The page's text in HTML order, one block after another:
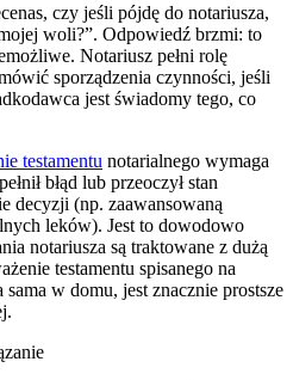
czy jeśli pójdę do notariusza,
woli?”. Odpowiedź brzmi: to
Notariusz pełni rolę
sporządzenia czynności, jeśli
jest świadomy tego, co
testamentu notarialnego wymaga
błąd lub przeoczył stan
decyzji (np. zaawansowaną
leków). Jest to dowodowo
notariusza są traktowane z dużą
testamentu spisanego na
w domu, jest znacznie prostsze